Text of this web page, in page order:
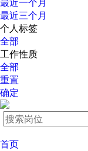
最近一个月
最近三个月
个人标签
全部
工作性质
全部
重置
确定
首页